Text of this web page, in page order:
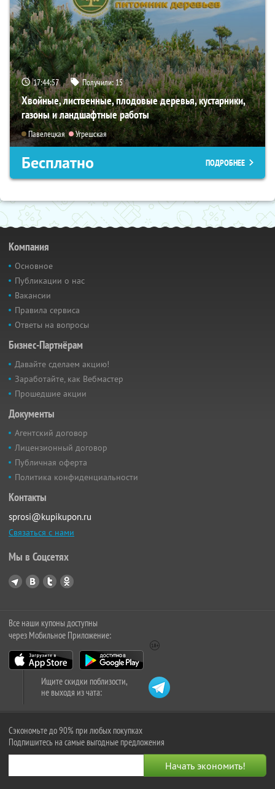
17:44:56 Получили:15
Хвойные, лиственные, плодовые деревья, кустарники,
газоны и ландшафтные работы
Павелецкая Угрешская
Бесплатно ПОДРОБНЕЕ
Компания
Основное
Публикации о нас
Вакансии
Правила сервиса
Ответы на вопросы
Бизнес-Партнёрам
Давайте сделаем акцию!
Заработайте, как Вебмастер
Прошедшие акции
Документы
Агентский договор
Лицензионный договор
Публичная оферта
Политика конфиденциальности
Контакты
sprosi@kupikupon.ru
Связаться с нами
Мы в Соцсетях
Все наши купоны доступны
через Мобильное Приложение:
Ищите скидки поблизости,
не выходя из чата:
Сэкономьте до 90% при любых покупках
Подпишитесь на самые выгодные предложения